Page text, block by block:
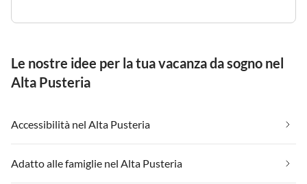
Le nostre idee per la tua vacanza da sogno nel
Alta Pusteria
Accessibilità nel Alta Pusteria
Adatto alle famiglie nel Alta Pusteria